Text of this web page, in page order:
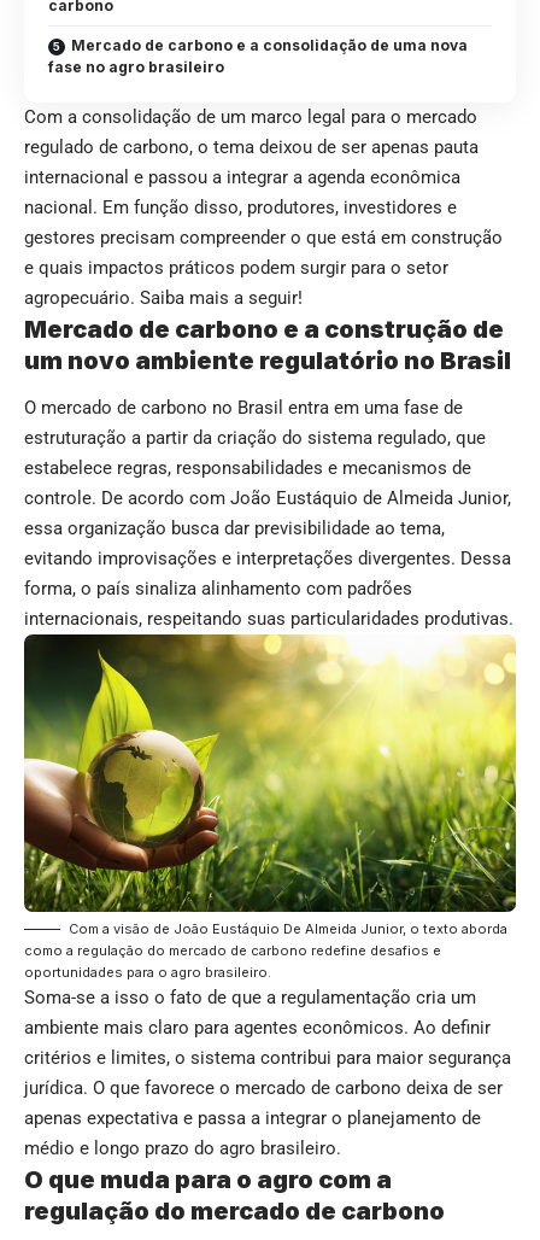
carbono
Mercado de carbono e a consolidação de uma nova
fase no agro brasileiro
Com a consolidação de um marco legal para o mercado
regulado de carbono, o tema deixou de ser apenas pauta
internacional e passou a integrar a agenda econômica
nacional. Em função disso, produtores, investidores e
gestores precisam compreender o que está em construção
e quais impactos práticos podem surgir para o setor
agropecuário. Saiba mais a seguir!
Mercado de carbono e a construção de
um novo ambiente regulatório no Brasil
O mercado de carbono no Brasil entra em uma fase de
estruturação a partir da criação do sistema regulado, que
estabelece regras, responsabilidades e mecanismos de
controle. De acordo com João Eustáquio de Almeida Junior,
essa organização busca dar previsibilidade ao tema,
evitando improvisações e interpretações divergentes. Dessa
forma, o país sinaliza alinhamento com padrões
internacionais, respeitando suas particularidades produtivas.
Com a visão de João Eustáquio De Almeida Junior, o texto aborda
como a regulação do mercado de carbono redefine desafios e
oportunidades para o agro brasileiro.
Soma-se a isso o fato de que a regulamentação cria um
ambiente mais claro para agentes econômicos. Ao definir
critérios e limites, o sistema contribui para maior segurança
jurídica. O que favorece o mercado de carbono deixa de ser
apenas expectativa e passa a integrar o planejamento de
médio e longo prazo do agro brasileiro.
O que muda para o agro com a
regulação do mercado de carbono